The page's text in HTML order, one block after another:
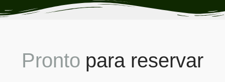
Pronto para reservar